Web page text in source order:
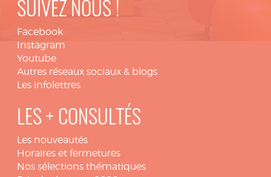
SUIVEZ NOUS !
Facebook
Instagram
Youtube
Autres réseaux sociaux & blogs
Les infolettres
LES + CONSULTÉS
Les nouveautés
Horaires et fermetures
Nos sélections thématiques